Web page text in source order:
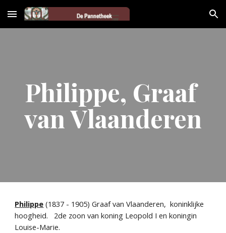
Skip to main content Skip to navigation
Philippe, Graaf
van Vlaanderen
Philippe (1837 - 1905) Graaf van Vlaanderen,  koninklijke
hoogheid.   2de zoon van koning Leopold I en koningin
Louise-Marie.